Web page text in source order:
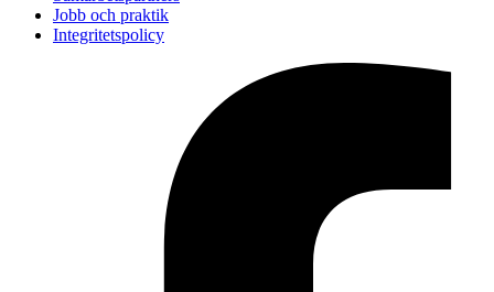
Jobb och praktik
Integritetspolicy